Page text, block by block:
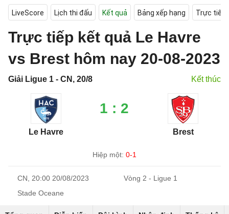
LiveScore Lịch thi đấu Kết quả Bảng xếp hạng Trực tiếp
Trực tiếp kết quả Le Havre
vs Brest hôm nay 20-08-2023
Giải Ligue 1 - CN, 20/8 Kết thúc
Le Havre
1 : 2
Brest
Hiệp một: 0-1
CN, 20:00 20/08/2023
Vòng 2 - Ligue 1
Stade Oceane